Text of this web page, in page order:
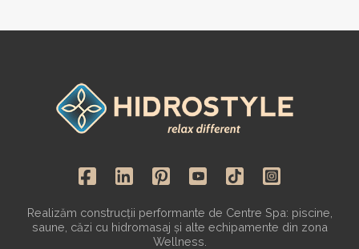
Realizăm construcții performante de Centre Spa: piscine,
saune, căzi cu hidromasaj și alte echipamente din zona
Wellness.